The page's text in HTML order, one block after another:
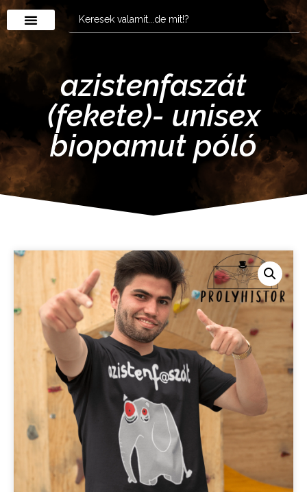
azistenfaszát
(fekete)- unisex
biopamut póló